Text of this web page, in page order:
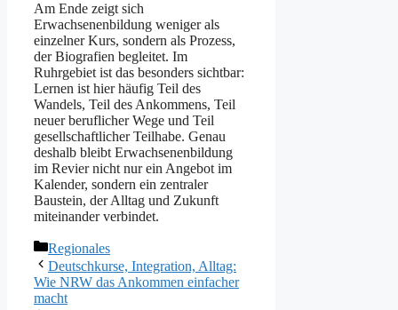
Am Ende zeigt sich
Erwachsenenbildung weniger als
einzelner Kurs, sondern als Prozess,
der Biografien begleitet. Im
Ruhrgebiet ist das besonders sichtbar:
Lernen ist hier häufig Teil des
Wandels, Teil des Ankommens, Teil
neuer beruflicher Wege und Teil
gesellschaftlicher Teilhabe. Genau
deshalb bleibt Erwachsenenbildung
im Revier nicht nur ein Angebot im
Kalender, sondern ein zentraler
Baustein, der Alltag und Zukunft
miteinander verbindet.
Kategorien
Regionales
Deutschkurse, Integration, Alltag:
Wie NRW das Ankommen einfacher
macht